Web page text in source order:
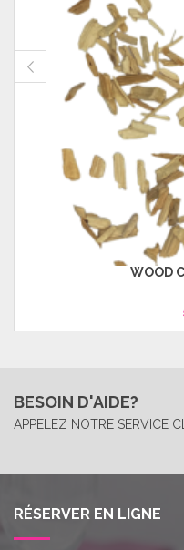
WOOD
BESOIN D'AIDE?
APPELEZ NOTRE SERVICE
RÉSERVER EN LIGNE